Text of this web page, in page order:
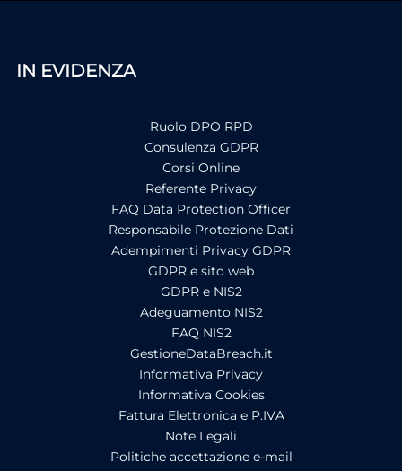
IN EVIDENZA
Ruolo DPO RPD
Consulenza GDPR
Corsi Online
Referente Privacy
FAQ Data Protection Officer
Responsabile Protezione Dati
Adempimenti Privacy GDPR
GDPR e sito web
GDPR e NIS2
Adeguamento NIS2
FAQ NIS2
GestioneDataBreach.it
Informativa Privacy
Informativa Cookies
Fattura Elettronica e P.IVA
Note Legali
Politiche accettazione e-mail